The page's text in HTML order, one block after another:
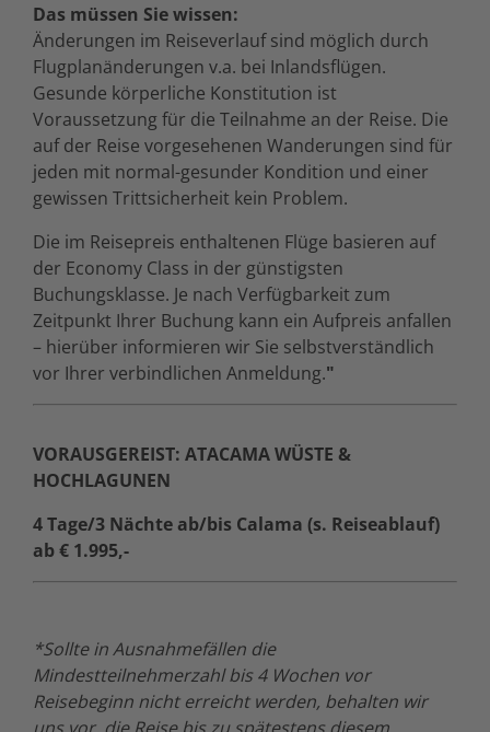
Das müssen Sie wissen:
Änderungen im Reiseverlauf sind möglich durch
Flugplanänderungen v.a. bei Inlandsflügen.
Gesunde körperliche Konstitution ist
Voraussetzung für die Teilnahme an der Reise. Die
auf der Reise vorgesehenen Wanderungen sind für
jeden mit normal-gesunder Kondition und einer
gewissen Trittsicherheit kein Problem.
Die im Reisepreis enthaltenen Flüge basieren auf
der Economy Class in der günstigsten
Buchungsklasse. Je nach Verfügbarkeit zum
Zeitpunkt Ihrer Buchung kann ein Aufpreis anfallen
– hierüber informieren wir Sie selbstverständlich
vor Ihrer verbindlichen Anmeldung."
VORAUSGEREIST: ATACAMA WÜSTE &
HOCHLAGUNEN
4 Tage/3 Nächte ab/bis Calama (s. Reiseablauf)
ab € 1.995,-
*Sollte in Ausnahmefällen die
Mindestteilnehmerzahl bis 4 Wochen vor
Reisebeginn nicht erreicht werden, behalten wir